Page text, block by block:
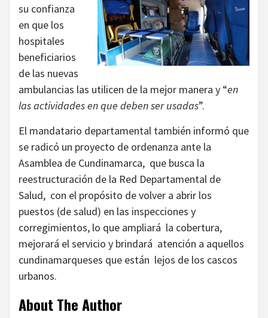
su confianza
en que los
hospitales
beneficiarios
de las nuevas
ambulancias las utilicen de la mejor manera y “en
las actividades en que deben ser usadas”.
El mandatario departamental también informó que
se radicó un proyecto de ordenanza ante la
Asamblea de Cundinamarca, que busca la
reestructuración de la Red Departamental de
Salud, con el propósito de volver a abrir los
puestos (de salud) en las inspecciones y
corregimientos, lo que ampliará la cobertura,
mejorará el servicio y brindará atención a aquellos
cundinamarqueses que están lejos de los cascos
urbanos.
About The Author